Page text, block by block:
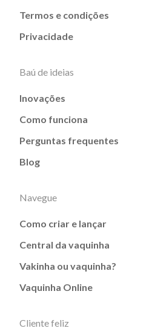
Termos e condições
Privacidade
Baú de ideias
Inovações
Como funciona
Perguntas frequentes
Blog
Navegue
Como criar e lançar
Central da vaquinha
Vakinha ou vaquinha?
Vaquinha Online
Cliente feliz